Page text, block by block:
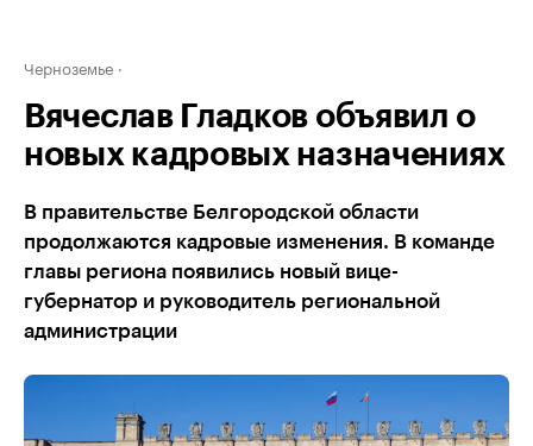
Черноземье
Вячеслав Гладков объявил о
новых кадровых назначениях
В правительстве Белгородской области
продолжаются кадровые изменения. В команде
главы региона появились новый вице-
губернатор и руководитель региональной
администрации